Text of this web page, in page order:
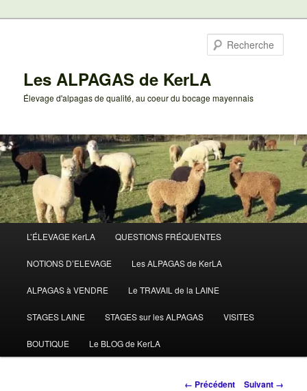
Les ALPAGAS de KerLA
Élevage d'alpagas de qualité, au coeur du bocage mayennais
principal
L’ÉLEVAGE KerLA QUESTIONS FRÉQUENTES
NOTIONS D’ELEVAGE Les ALPAGAS de KerLA
ALPAGAS à VENDRE Le TRAVAIL de la LAINE
STAGES LAINE STAGES sur les ALPAGAS VISITES
BOUTIQUE Le BLOG de KerLA
Navigation
← Précédent Suivant →